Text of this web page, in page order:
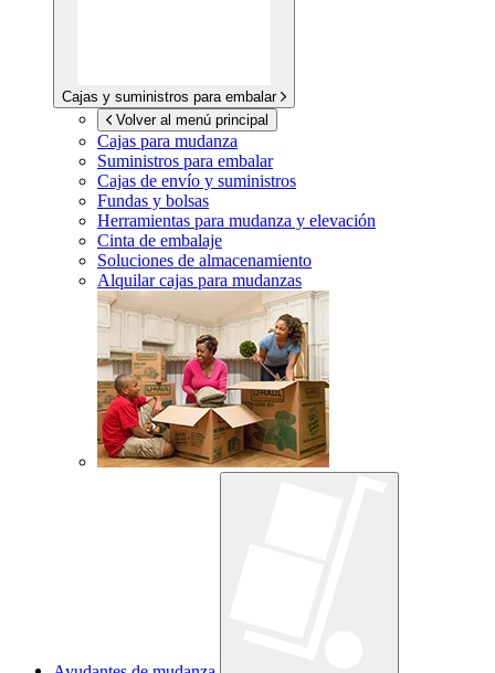
Cajas y suministros para embalar
Volver al menú principal
Cajas para mudanza
Suministros para embalar
Cajas de envío y suministros
Fundas y bolsas
Herramientas para mudanza y elevación
Cinta de embalaje
Soluciones de almacenamiento
Alquilar cajas para mudanzas